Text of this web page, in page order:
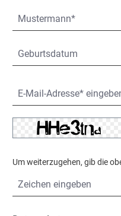
Um weiterzugehen, gib die